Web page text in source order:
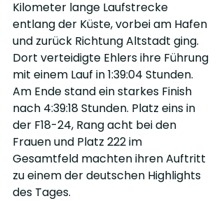
Kilometer lange Laufstrecke
entlang der Küste, vorbei am Hafen
und zurück Richtung Altstadt ging.
Dort verteidigte Ehlers ihre Führung
mit einem Lauf in 1:39:04 Stunden.
Am Ende stand ein starkes Finish
nach 4:39:18 Stunden. Platz eins in
der F18-24, Rang acht bei den
Frauen und Platz 222 im
Gesamtfeld machten ihren Auftritt
zu einem der deutschen Highlights
des Tages.